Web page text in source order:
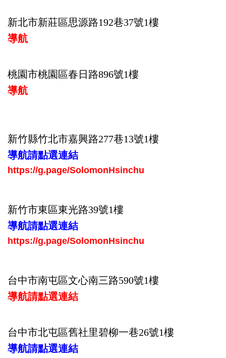
新北市新莊區思源路192巷37號1樓
導航
桃園市桃園區春日路896號1樓
導航
新竹縣竹北市嘉興路277巷13號1樓
導航請點選連結
https://g.page/SolomonHsinchu
新竹市東區東光路39號1樓
導航請點選連結
https://g.page/SolomonHsinchu
台中市南屯區文心南三路590號1樓
導航請點選連結
台中市北屯區舊社里碧柳一巷26號1樓
導航請點選連結